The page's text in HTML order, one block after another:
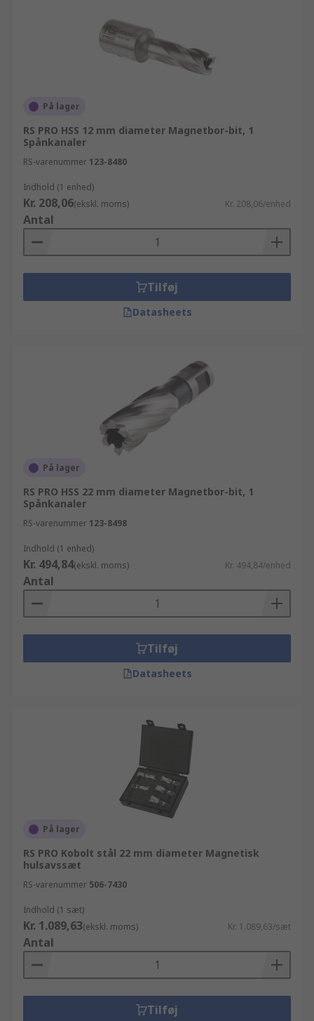
På lager
RS PRO HSS 12 mm diameter Magnetbor-bit, 1
Spånkanaler
RS-varenummer 123-8480
Indhold (1 enhed)
Kr. 208,06(ekskl. moms) Kr. 208,06/enhed
Antal
Tilføj
Datasheets
På lager
RS PRO HSS 22 mm diameter Magnetbor-bit, 1
Spånkanaler
RS-varenummer 123-8498
Indhold (1 enhed)
Kr. 494,84(ekskl. moms) Kr. 494,84/enhed
Antal
Tilføj
Datasheets
På lager
RS PRO Kobolt stål 22 mm diameter Magnetisk
hulsavssæt
RS-varenummer 506-7430
Indhold (1 sæt)
Kr. 1.089,63(ekskl. moms) Kr. 1.089,63/sæt
Antal
Tilføj